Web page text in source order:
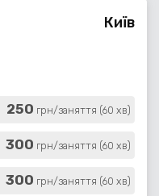
Київ
250 грн/заняття (60 хв)
300 грн/заняття (60 хв)
300 грн/заняття (60 хв)